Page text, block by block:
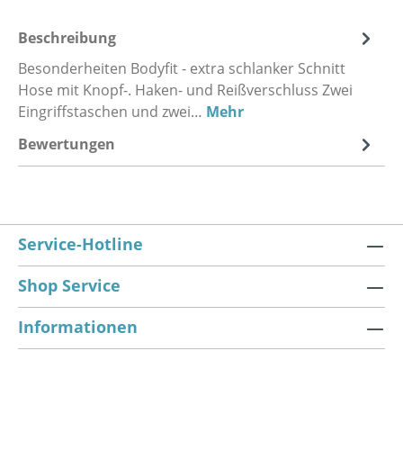
Beschreibung
Besonderheiten Bodyfit - extra schlanker Schnitt
Hose mit Knopf-. Haken- und Reißverschluss Zwei
Eingriffstaschen und zwei… Mehr
Bewertungen
Service-Hotline
Shop Service
Informationen